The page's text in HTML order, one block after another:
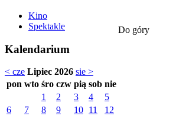
Kino
Spektakle
Kalendarium
< cze Lipiec 2026 sie >
pon wto śro czw pią sob nie
1
2 3 4
5
6
7 8 9 10 11
12
Do góry